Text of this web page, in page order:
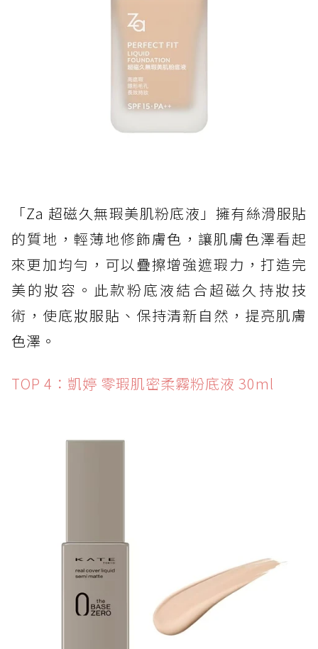
「Za 超磁久無瑕美肌粉底液」擁有絲滑服貼
的質地，輕薄地修飾膚色，讓肌膚色澤看起
來更加均勻，可以疊擦增強遮瑕力，打造完
美的妝容。此款粉底液結合超磁久持妝技
術，使底妝服貼、保持清新自然，提亮肌膚
色澤。
TOP 4：凱婷 零瑕肌密柔霧粉底液 30ml